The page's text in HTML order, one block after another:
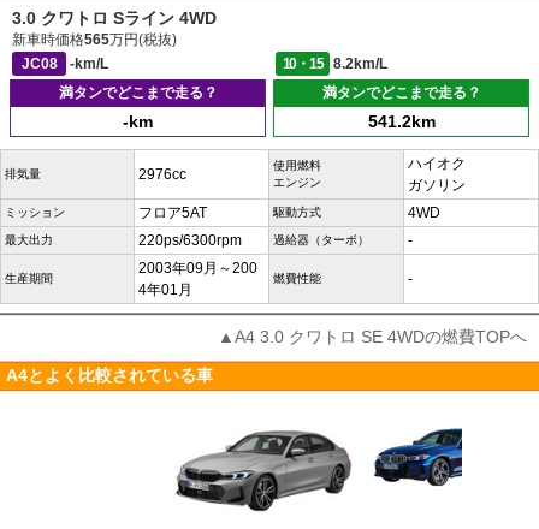
3.0 クワトロ Sライン 4WD
新車時価格565万円(税抜)
JC08
-km/L 10・15
8.2km/L
満タンでどこまで走る？
-km
満タンでどこまで走る？
541.2km
排気量 2976cc
使用燃料
エンジン
ハイオク
ガソリン
ミッション フロア5AT 駆動方式 4WD
最大出力 220ps/6300rpm 過給器（ターボ） -
生産期間
2003年09月～200
4年01月
燃費性能 -
▲A4 3.0 クワトロ SE 4WDの燃費TOPへ
A4とよく比較されている車